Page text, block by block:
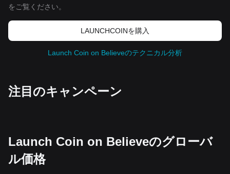
をご覧ください。
LAUNCHCOINを‌購入
Launch Coin on Believeのテクニカル分析
‌注目のキャンペーン
Launch Coin on Believeのグローバ
ル価格